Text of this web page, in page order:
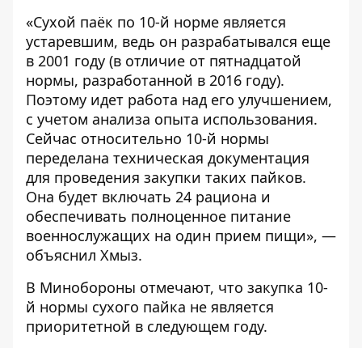
«Сухой паёк по 10-й норме является
устаревшим, ведь он разрабатывался еще
в 2001 году (в отличие от пятнадцатой
нормы, разработанной в 2016 году).
Поэтому идет работа над его улучшением,
с учетом анализа опыта использования.
Сейчас относительно 10-й нормы
переделана техническая документация
для проведения закупки таких пайков.
Она будет включать 24 рациона и
обеспечивать полноценное питание
военнослужащих на один прием пищи», —
объяснил Хмыз.
В Минобороны отмечают, что закупка 10-
й нормы сухого пайка не является
приоритетной в следующем году.